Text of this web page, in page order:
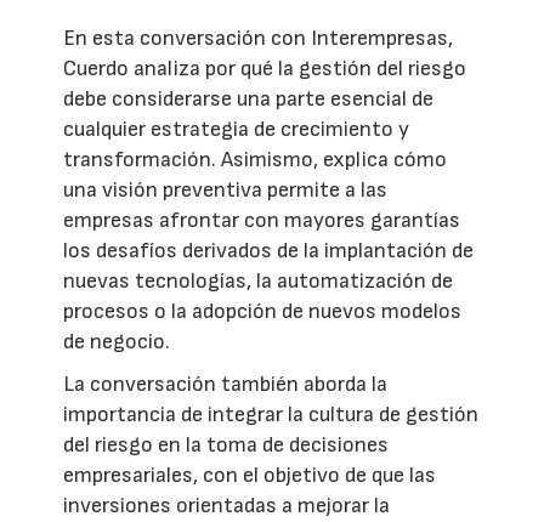
En esta conversación con Interempresas,
Cuerdo analiza por qué la gestión del riesgo
debe considerarse una parte esencial de
cualquier estrategia de crecimiento y
transformación. Asimismo, explica cómo
una visión preventiva permite a las
empresas afrontar con mayores garantías
los desafíos derivados de la implantación de
nuevas tecnologías, la automatización de
procesos o la adopción de nuevos modelos
de negocio.
La conversación también aborda la
importancia de integrar la cultura de gestión
del riesgo en la toma de decisiones
empresariales, con el objetivo de que las
inversiones orientadas a mejorar la